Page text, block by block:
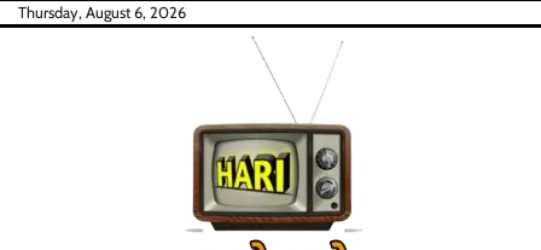
SkipThursday, August 6, 2026